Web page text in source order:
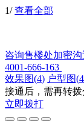
1/ 查看全部
咨询售楼处加密
4001-666-163
效果图(4) 户型图(4
接通后，需再转
立即拨打